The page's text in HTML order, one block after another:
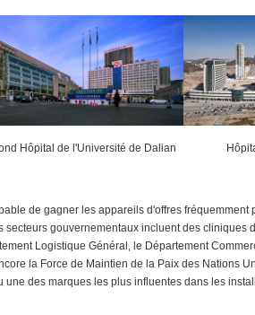
Hôpital de l'Université de Dalian
de gagner les appareils d'offres fréquemment
gouvernementaux incluent des cliniques
Logistique Général, le Département
la Force de Maintien de la Paix des Nations
une des marques les plus influentes dans les